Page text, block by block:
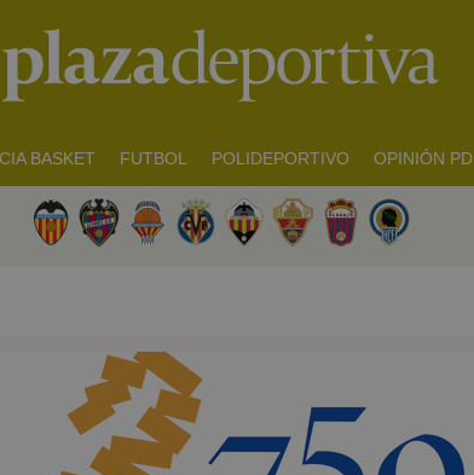
BASKET FUTBOL POLIDEPORTIVO OPINIÓN PD